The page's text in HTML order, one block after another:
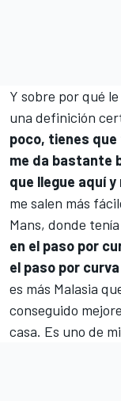
Y sobre por qué
una definición
poco, tienes
me da bastante
que llegue aquí
me salen más
Mans, donde
en el paso por
el paso por
es más Malasia
conseguido
casa. Es uno de